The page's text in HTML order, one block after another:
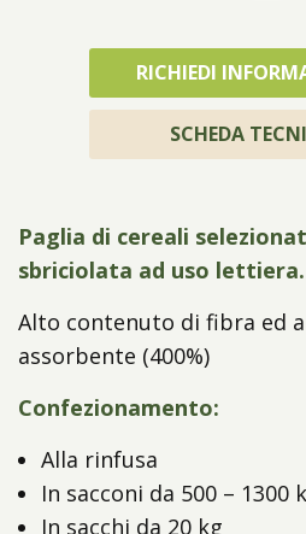
Paglia di cereali
sbriciolata ad uso lettiera.
Alto contenuto di fibra ed
assorbente (400%)
Confezionamento:
Alla rinfusa
In sacconi da 500 – 1300
In sacchi da 20 kg
RICHIEDI
SCHEDA